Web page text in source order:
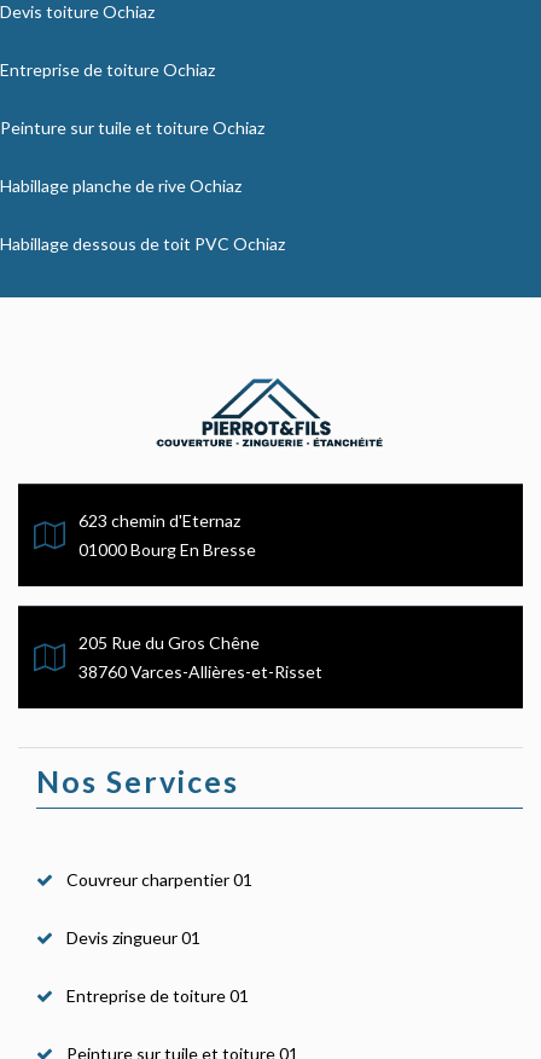
Devis toiture Ochiaz
Entreprise de toiture Ochiaz
Peinture sur tuile et toiture Ochiaz
Habillage planche de rive Ochiaz
Habillage dessous de toit PVC Ochiaz
623 chemin d'Eternaz
01000 Bourg En Bresse
205 Rue du Gros Chêne
38760 Varces-Allières-et-Risset
Nos Services
Couvreur charpentier 01
Devis zingueur 01
Entreprise de toiture 01
Peinture sur tuile et toiture 01